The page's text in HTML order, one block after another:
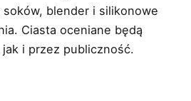
blender i silikonowe
Ciasta oceniane będą
i przez publiczność.